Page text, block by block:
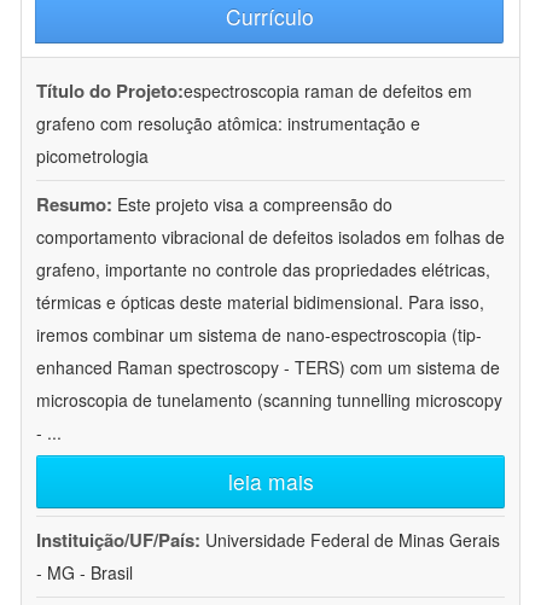
Currículo
Título do Projeto:espectroscopia raman de defeitos em
grafeno com resolução atômica: instrumentação e
picometrologia
Resumo: Este projeto visa a compreensão do
comportamento vibracional de defeitos isolados em folhas de
grafeno, importante no controle das propriedades elétricas,
térmicas e ópticas deste material bidimensional. Para isso,
iremos combinar um sistema de nano-espectroscopia (tip-
enhanced Raman spectroscopy - TERS) com um sistema de
microscopia de tunelamento (scanning tunnelling microscopy
- ...
leia mais
Instituição/UF/País: Universidade Federal de Minas Gerais
- MG - Brasil